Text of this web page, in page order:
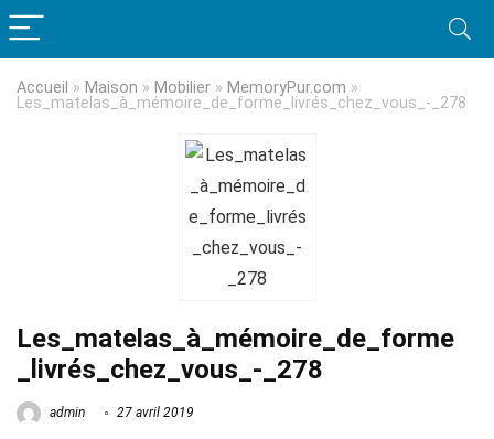
Accueil » Maison » Mobilier » MemoryPur.com »
Les_matelas_à_mémoire_de_forme_livrés_chez_vous_-_278
Les_matelas_à_mémoire_de_forme
_livrés_chez_vous_-_278
admin 27 avril 2019